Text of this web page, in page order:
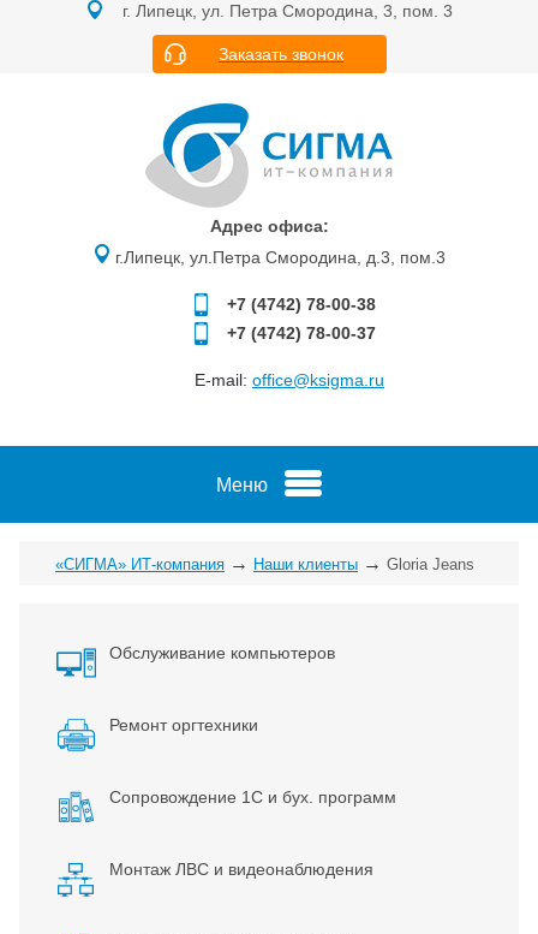
г. Липецк, ул. Петра Смородина, 3, пом. 3
Заказать звонок
Адрес офиса:
г.Липецк, ул.Петра Смородина, д.3, пом.3
+7 (4742) 78-00-38
+7 (4742) 78-00-37
E-mail: office@ksigma.ru
Меню
«СИГМА» ИТ-компания → Наши клиенты → Gloria Jeans
Обслуживание компьютеров
Ремонт оргтехники
Сопровождение 1С и бух. программ
Монтаж ЛВС и видеонаблюдения